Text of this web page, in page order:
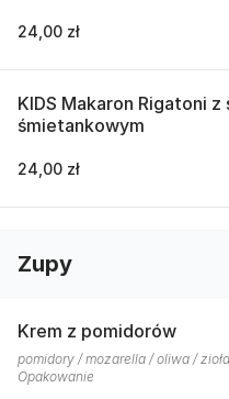
24,00 zł
KIDS Makaron Rigatoni
śmietankowym
24,00 zł
Zupy
Krem z pomidorów
pomidory / mozarella / oliwa /
Opakowanie